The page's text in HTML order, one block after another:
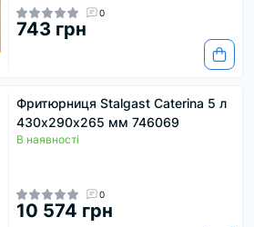
0
743 грн
Фритюрниця Stalgast Caterina 5 л
430х290х265 мм 746069
В наявності
0
10 574 грн